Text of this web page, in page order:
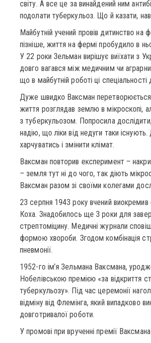
світу. А все це за винайдений ним
подолати туберкульоз. Що й казати,
Майбутній учений провів дитинство на
пізніше, життя на фермі пробудило в
У 22 роки Зельман вирішує виїхати з
довго вагався між медичним чи
що в майбутній роботі ці
Дуже швидко Ваксман перетворюється
життя розглядав землю в мікроскопі,
з туберкульозом. Попросила
надію, що ліки від недуги таки
харчуватись і змінити клімат.
Ваксман повторив експеримент –
– земля тут ні до чого, так діють
Ваксман разом зі своїми колегами
23 серпня 1943 року вчений виокремив
Коха. Знадобилось ще 3 роки для
стрептоміцину. Медичні журнали
формою хвороби. Згодом комбінація
пневмонії.
1952-го ім’я Зельмана Ваксмана,
Нобелівською премією «за відкриття
туберкульозу». Під час церемонії
відміну від Флемінга, який випадково
довготривалої роботи.
У промові при врученні премії